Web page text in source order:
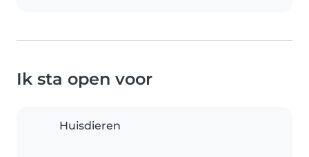
Ik sta open voor
Huisdieren